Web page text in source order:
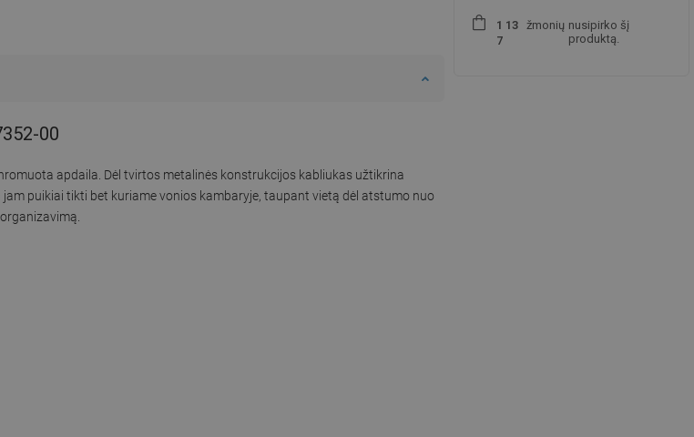
00
apdaila. Dėl tvirtos metalinės konstrukcijos kabliukas užtikrina
puikiai tikti bet kuriame vonios kambaryje, taupant vietą dėl atstumo nuo
1 1 3
7
žmonių nusipirko šį
produktą.